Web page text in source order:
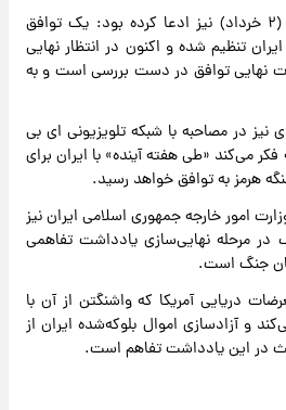
رئیس جمهور آمریکا ۲۳ مه (۲ خرداد) نیز ادعا کرده بود: یک توافق
تنظیم شده و اکنون در انتظار نهایی
نهایی توافق در دست بررسی است و به‌
نیز در مصاحبه با شبکه تلویزیونی ای بی
فکر می‌کند «طی هفته آینده» با ایران برای
هرمز به توافق خواهد رسید.
امور خارجه جمهوری اسلامی ایران نیز
مرحله نهایی‌سازی یادداشت تفاهمی
جنگ است.
دریایی آمریکا که واشنگتن از آن با
و آزادسازی اموال بلوکه‌شده ایران از
در این یادداشت تفاهم است.